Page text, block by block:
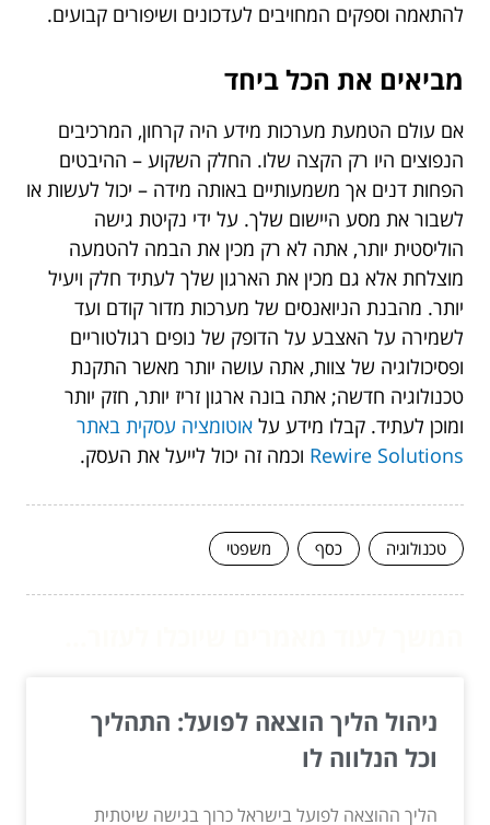
להתאמה וספקים המחויבים לעדכונים ושיפורים קבועים.
מביאים את הכל ביחד
אם עולם הטמעת מערכות מידע היה קרחון, המרכיבים
הנפוצים היו רק הקצה שלו. החלק השקוע – ההיבטים
הפחות דנים אך משמעותיים באותה מידה – יכול לעשות או
לשבור את מסע היישום שלך. על ידי נקיטת גישה
הוליסטית יותר, אתה לא רק מכין את הבמה להטמעה
מוצלחת אלא גם מכין את הארגון שלך לעתיד חלק ויעיל
יותר. מהבנת הניואנסים של מערכות מדור קודם ועד
לשמירה על האצבע על הדופק של נופים רגולטוריים
ופסיכולוגיה של צוות, אתה עושה יותר מאשר התקנת
טכנולוגיה חדשה; אתה בונה ארגון זריז יותר, חזק יותר
ומוכן לעתיד. קבלו מידע על אוטומציה עסקית באתר
Rewire Solutions וכמה זה יכול לייעל את העסק.
טכנולוגיה כסף משפטי
ניהול הליך הוצאה לפועל: התהליך
וכל הנלווה לו
הליך ההוצאה לפועל בישראל כרוך בגישה שיטתית